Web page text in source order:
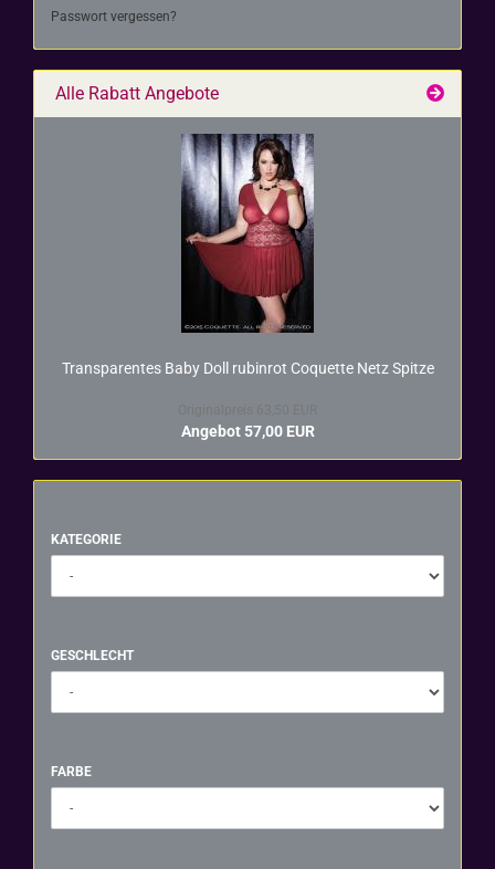
Passwort vergessen?
Alle Rabatt Angebote
Trans­pa­ren­tes Baby Doll ru­bin­rot Co­quet­te Netz Spit­ze
Angebot 57,00 EUR
KATEGORIE
KATEGORIE
GESCHLECHT
GESCHLECHT
FARBE
FARBE